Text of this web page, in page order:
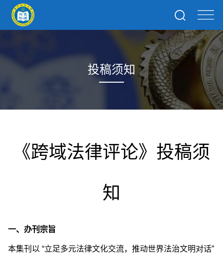
投稿须知
《跨域法律评论》投稿须
知
一、办刊宗旨
本集刊以 “立足多元法律文化交流，推动世界法治文明对话”